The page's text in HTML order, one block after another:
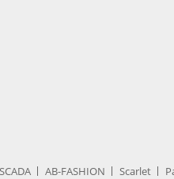
AB-FASHION Scarlet